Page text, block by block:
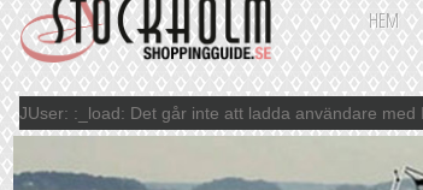
HEM
JUser: :_load: Det går inte att ladda användare med